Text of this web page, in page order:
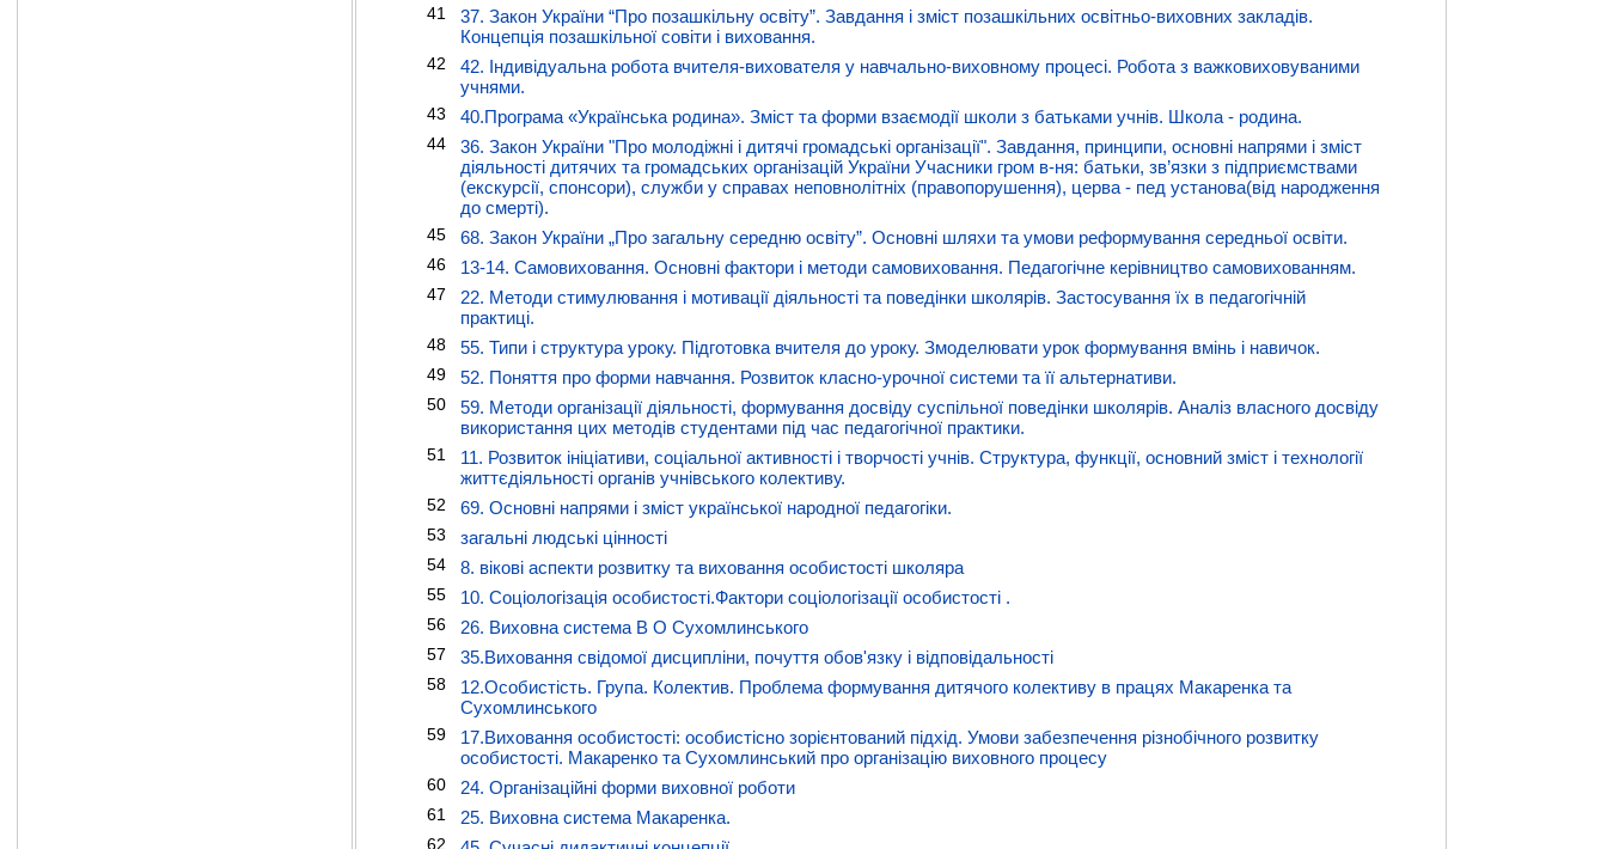
41
37. Закон України “Про позашкільну освіту”. Завдання і зміст позашкільних освітньо-виховних закладів.
Концепція позашкільної совіти і виховання.
42
42. Індивідуальна робота вчителя-вихователя у навчально-виховному процесі. Робота з важковиховуваними
учнями.
43 40.Програма «Українська родина». Зміст та форми взаємодії школи з батьками учнів. Школа - родина.
44
36. Закон України "Про молодіжні і дитячі громадські організації". Завдання, принципи, основні напрями і зміст
діяльності дитячих та громадських організацій України Учасники гром в-ня: батьки, зв’язки з підприємствами
(екскурсії, спонсори), служби у справах неповнолітніх (правопорушення), церва - пед установа(від народження
до смерті).
45 68. Закон України „Про загальну середню освіту”. Основні шляхи та умови реформування середньої освіти.
46 13-14. Самовиховання. Основні фактори і методи самовиховання. Педагогічне керівництво самовихованням.
47
22. Методи стимулювання і мотивації діяльності та поведінки школярів. Застосування їх в педагогічній
практиці.
48 55. Типи і структура уроку. Підготовка вчителя до уроку. Змоделювати урок формування вмінь і навичок.
49 52. Поняття про форми навчання. Розвиток класно-урочної системи та її альтернативи.
50
59. Методи організації діяльності, формування досвіду суспільної поведінки школярів. Аналіз власного досвіду
використання цих методів студентами під час педагогічної практики.
51
11. Розвиток ініціативи, соціальної активності і творчості учнів. Структура, функції, основний зміст і технології
життєдіяльності органів учнівського колективу.
52 69. Основні напрями і зміст української народної педагогіки.
53 загальні людські цінності
54 8. вікові аспекти розвитку та виховання особистості школяра
55 10. Соціологізація особистості.Фактори соціологізації особистості .
56 26. Виховна система В О Сухомлинського
57 35.Виховання свідомої дисципліни, почуття обов'язку і відповідальності
58
12.Особистість. Група. Колектив. Проблема формування дитячого колективу в працях Макаренка та
Сухомлинського
59
17.Виховання особистості: особистісно зорієнтований підхід. Умови забезпечення різнобічного розвитку
особистості. Макаренко та Сухомлинський про організацію виховного процесу
60 24. Організаційні форми виховної роботи
61 25. Виховна система Макаренка.
62